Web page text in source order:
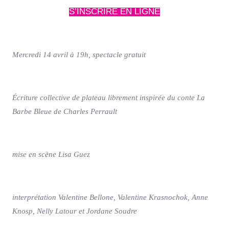
S’INSCRIRE EN LIGNE
Mercredi 14 avril à 19h, spectacle gratuit
Écriture collective de plateau librement inspirée du conte La
Barbe Bleue de Charles Perrault
mise en scène Lisa Guez
interprétation Valentine Bellone, Valentine Krasnochok, Anne
Knosp, Nelly Latour et Jordane Soudre